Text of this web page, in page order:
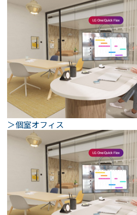
＞個室オフィス